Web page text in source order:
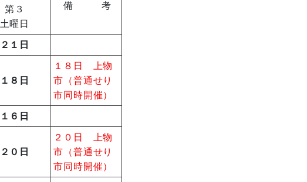
備 考
第３
土曜日
２１日
１８日
１８日 上物
市（普通せり
市同時開催）
１６日
２０日
２０日 上物
市（普通せり
市同時開催）